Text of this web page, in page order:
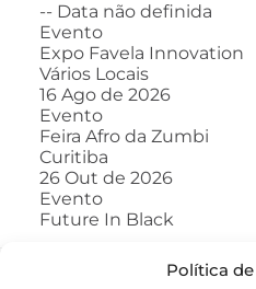
Política
-- Data não definida
Evento
Expo Favela Innovation
Vários Locais
16 Ago de 2026
Evento
Feira Afro da Zumbi
Curitiba
26 Out de 2026
Evento
Future In Black